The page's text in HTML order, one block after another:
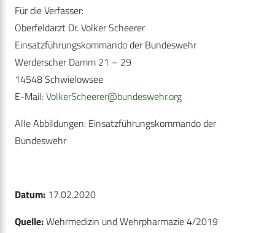
Für die Verfasser:
Oberfeldarzt Dr. Volker Scheerer
Einsatzführungskommando der Bundeswehr
Werderscher Damm 21 – 29
14548 Schwielowsee
E-Mail:VolkerScheerer@bundeswehr.org
Alle Abbildungen: Einsatzführungskommando der
Bundeswehr
Datum: 17.02.2020
Quelle:Wehrmedizin und Wehrpharmazie 4/2019